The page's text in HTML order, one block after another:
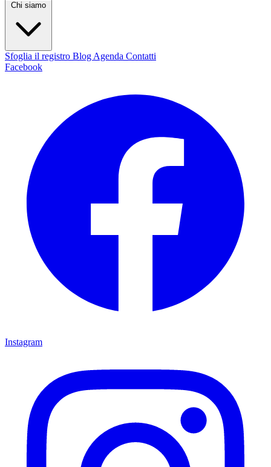
Chi siamo
Sfoglia il registro Blog Agenda Contatti
Facebook
Instagram